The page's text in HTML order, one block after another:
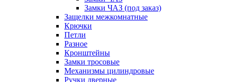
Замки ЧАЗ (под заказ)
Защелки межкомнатные
Крючки
Петли
Разное
Кронштейны
Замки тросовые
Механизмы цилиндровые
Ручки дверные